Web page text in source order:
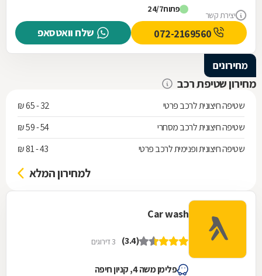
יצירת קשר
הסביר לי. כמובן שהצלחתי לאחר ההסבר
המקצועי. אחהצ חזרתי אליהם שיתקנו את
הפנצ'ר וכמובן היה שרות מהיר מקצועי ואדיב.
פשוט תענוג לעבוד איתם . כל הכבוד.
פתוח24/7
שלח וואטסאפ
מחירונים
מחירון שטיפת רכב
שטיפה חיצונית לרכב פרטי
32 - 65 ₪
שטיפה חיצונית לרכב מסחרי
54 - 59 ₪
שטיפה חיצונית ופנימית לרכב פרטי
43 - 81 ₪
למחירון המלא
Car wash
(3.4) 3 דירוגים
פלימן משה 4, קניון חיפה